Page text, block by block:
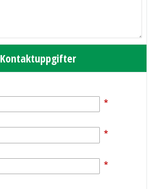
Kontaktuppgifter
*
*
*